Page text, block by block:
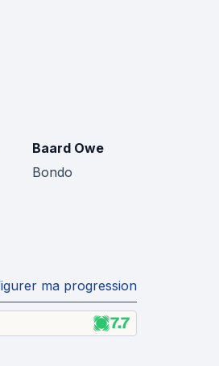
Baard Owe
Bondo
ma progression
7.7